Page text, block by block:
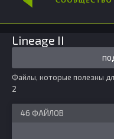
Lineage II
Файлы, которые полезны
2
46 ФАЙЛОВ